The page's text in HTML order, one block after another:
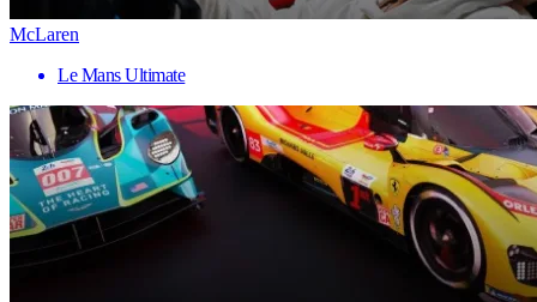
McLaren
Le Mans Ultimate